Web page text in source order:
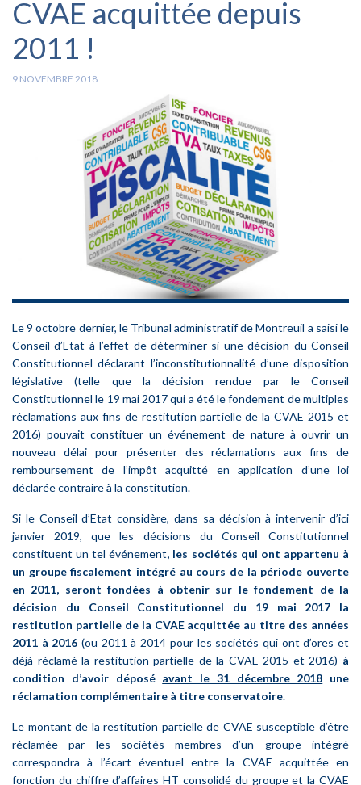
CVAE acquittée depuis
2011 !
9 NOVEMBRE 2018
Le 9 octobre dernier, le Tribunal administratif de Montreuil a saisi le
Conseil d’Etat à l’effet de déterminer si une décision du Conseil
Constitutionnel déclarant l’inconstitutionnalité d’une disposition
législative (telle que la décision rendue par le Conseil
Constitutionnel le 19 mai 2017 qui a été le fondement de multiples
réclamations aux fins de restitution partielle de la CVAE 2015 et
2016) pouvait constituer un événement de nature à ouvrir un
nouveau délai pour présenter des réclamations aux fins de
remboursement de l’impôt acquitté en application d’une loi
déclarée contraire à la constitution.
Si le Conseil d’Etat considère, dans sa décision à intervenir d’ici
janvier 2019, que les décisions du Conseil Constitutionnel
constituent un tel événement, les sociétés qui ont appartenu à
un groupe fiscalement intégré au cours de la période ouverte
en 2011, seront fondées à obtenir sur le fondement de la
décision du Conseil Constitutionnel du 19 mai 2017 la
restitution partielle de la CVAE acquittée au titre des années
2011 à 2016 (ou 2011 à 2014 pour les sociétés qui ont d’ores et
déjà réclamé la restitution partielle de la CVAE 2015 et 2016) à
condition d’avoir déposé avant le 31 décembre 2018 une
réclamation complémentaire à titre conservatoire.
Le montant de la restitution partielle de CVAE susceptible d’être
réclamée par les sociétés membres d’un groupe intégré
correspondra à l’écart éventuel entre la CVAE acquittée en
fonction du chiffre d’affaires HT consolidé du groupe et la CVAE